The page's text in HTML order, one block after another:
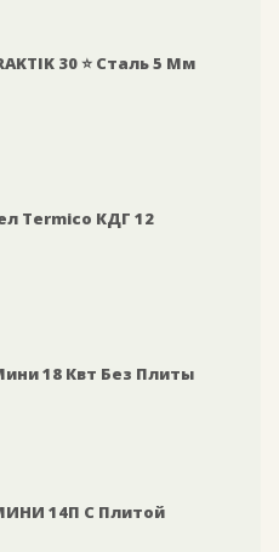
30 ⭐ Сталь 5 Мм
Termico КДГ 12
18 Квт Без Плиты
14П С Плитой